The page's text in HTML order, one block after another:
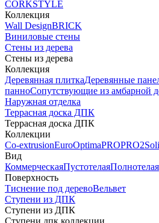
CORKSTYLE
Коллекция
Wall DesignBRICK
Виниловые стены
Стены из дерева
Стены из дерева
Коллекция
Деревянная плиткаДеревянные
панноСопутствующие из амбарной
Наружная отделка
Террасная доска ДПК
Террасная доска ДПК
Коллекции
Co-extrusionEuroOptimaPROPRO2
Вид
КоммерческаяПустотелаяПолнотелая
Поверхность
Тиснение под деревоВельвет
Ступени из ДПК
Ступени из ДПК
Ступени дпк коллекции